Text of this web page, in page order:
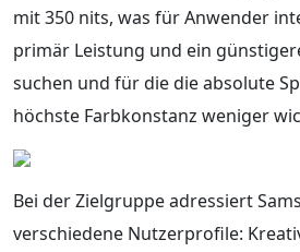
mit 350 nits, was für Anwender
primär Leistung und ein
suchen und für die die absolute
höchste Farbkonstanz weniger
Bei der Zielgruppe adressiert
verschiedene Nutzerprofile: